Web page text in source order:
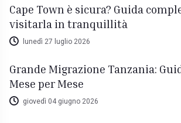
Cape Town è sicura? Guida
visitarla in tranquillità
lunedì 27 luglio 2026
Grande Migrazione Tanzania:
Mese per Mese
giovedì 04 giugno 2026